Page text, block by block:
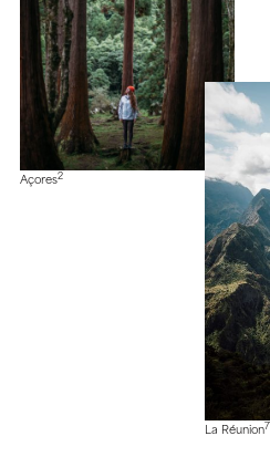
Açores2
La Réunion7